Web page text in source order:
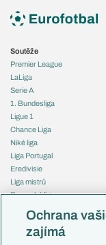
Soutěže
Premier League
LaLiga
Serie A
1. Bundesliga
Ligue 1
Chance Liga
Niké liga
Liga Portugal
Eredivisie
Liga mistrů
Evropská liga
Mistrovství světa
Liga národů
Ochrana
zajímá